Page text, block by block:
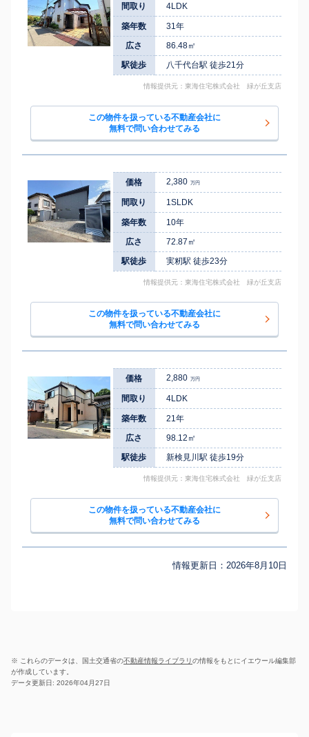
間取り 4LDK
築年数
31年
広さ
86.48㎡
駅徒歩
八千代台駅 徒歩21分
情報提供元：東海住宅株式会社 緑が丘支店
この物件を扱っている不動産会社に
無料で問い合わせてみる
価格 2,380 万円
間取り 1SLDK
築年数
10年
広さ
72.87㎡
駅徒歩
実籾駅 徒歩23分
情報提供元：東海住宅株式会社 緑が丘支店
この物件を扱っている不動産会社に
無料で問い合わせてみる
価格 2,880 万円
間取り 4LDK
築年数
21年
広さ
98.12㎡
駅徒歩
新検見川駅 徒歩19分
情報提供元：東海住宅株式会社 緑が丘支店
この物件を扱っている不動産会社に
無料で問い合わせてみる
情報更新日： 2026年8月10日
※ これらのデータは、国土交通省の不動産情報ライブラリの情報をもとにイエウール編集部
が作成しています。
データ更新日: 2026年04月27日